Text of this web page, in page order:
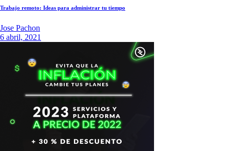
Trabajo remoto: Ideas para administrar tu tiempo
Jose Pachon
6 abril, 2021